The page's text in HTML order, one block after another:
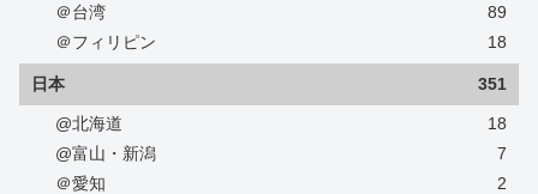
＠台湾
89
＠フィリピン
18
日本 351
@北海道
18
@富山・新潟
7
＠愛知
2